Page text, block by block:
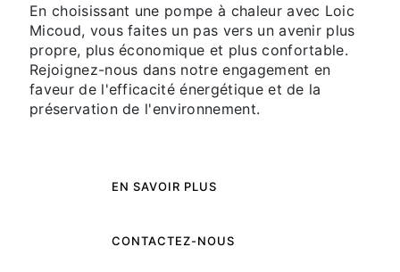
En choisissant une pompe à chaleur avec Loic
Micoud, vous faites un pas vers un avenir plus
propre, plus économique et plus confortable.
Rejoignez-nous dans notre engagement en
faveur de l'efficacité énergétique et de la
préservation de l'environnement.
EN SAVOIR PLUS
CONTACTEZ-NOUS